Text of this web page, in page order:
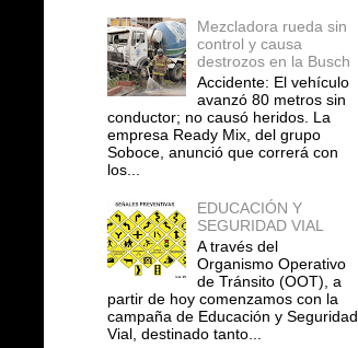
Mezcladora rueda sin
control y causa
destrozos en la Busch
Accidente: El vehículo
avanzó 80 metros sin
conductor; no causó heridos. La
empresa Ready Mix, del grupo
Soboce, anunció que correrá con
los...
EDUCACIÓN Y
SEGURIDAD VIAL
A través del
Organismo Operativo
de Tránsito (OOT), a
partir de hoy comenzamos con la
campaña de Educación y Seguridad
Vial, destinado tanto...